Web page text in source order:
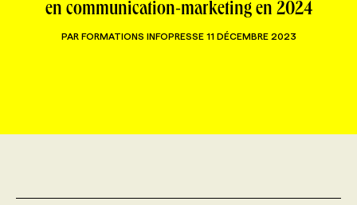
CAMPAGNES ET CRÉATIVITÉ
NOUVEAUX MANDATS
TOUTES LES CHRONIQUES
VOIR TOUTES LES PARUTIONS
INFOLETTRE EN BREF
BULLETIN RECRUTEMENT
EMPLOIS
AFFICHEZ UN POSTE / TARIFS
CANDIDAT
NOS CONFÉRENCES
FORMATIONS
en communication-marketing en 2024
PAR FORMATIONS INFOPRESSE 11 DÉCEMBRE 2023